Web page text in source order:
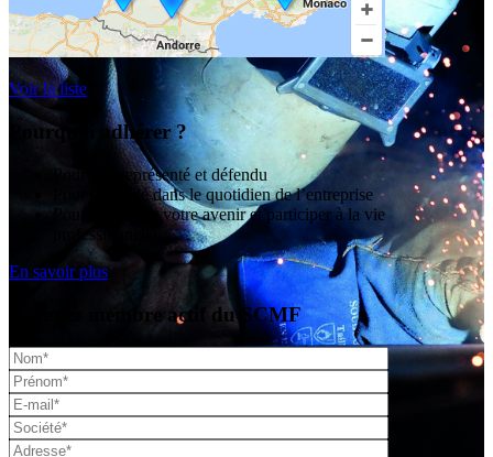
Voir la liste
Pourquoi adhérer ?
Pour être représenté et défendu
Pour être aidé dans le quotidien de l’entreprise
Pour construire votre avenir et participer à la vie
professionnelle
En savoir plus
Devenez membre actif du SCMF